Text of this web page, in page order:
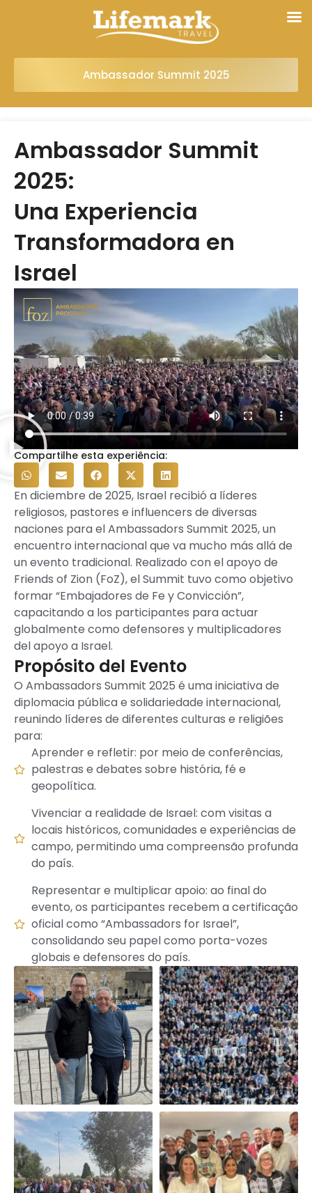
Ambassador Summit 2025
Ambassador Summit
2025:
Una Experiencia
Transformadora en
Israel
Compartilhe esta experiência:
En diciembre de 2025, Israel recibió a líderes
religiosos, pastores e influencers de diversas
naciones para el Ambassadors Summit 2025, un
encuentro internacional que va mucho más allá de
un evento tradicional. Realizado con el apoyo de
Friends of Zion (FoZ), el Summit tuvo como objetivo
formar “Embajadores de Fe y Convicción”,
capacitando a los participantes para actuar
globalmente como defensores y multiplicadores
del apoyo a Israel.
Propósito del Evento
O Ambassadors Summit 2025 é uma iniciativa de
diplomacia pública e solidariedade internacional,
reunindo líderes de diferentes culturas e religiões
para:
Aprender e refletir: por meio de conferências,
palestras e debates sobre história, fé e
geopolítica.
Vivenciar a realidade de Israel: com visitas a
locais históricos, comunidades e experiências de
campo, permitindo uma compreensão profunda
do país.
Representar e multiplicar apoio: ao final do
evento, os participantes recebem a certificação
oficial como “Ambassadors for Israel”,
consolidando seu papel como porta-vozes
globais e defensores do país.